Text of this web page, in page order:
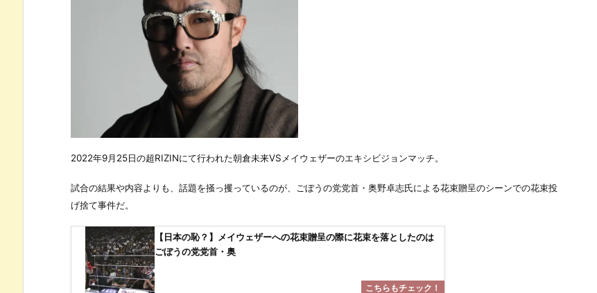
2022年9月25日の超RIZINにて行われた朝倉未来VSメイウェザーのエキシビジョンマッチ。
試合の結果や内容よりも、話題を掻っ攫っているのが、ごぼうの党党首・奥野卓志氏による花束贈呈のシーンでの花束投
げ捨て事件だ。
【日本の恥？】メイウェザーへの花束贈呈の際に花束を落としたのは
ごぼうの党党首・奥